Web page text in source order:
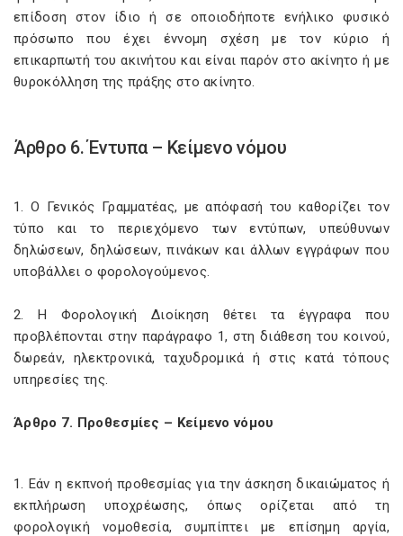
επίδοση στον ίδιο ή σε οποιοδήποτε ενήλικο φυσικό
πρόσωπο που έχει έννομη σχέση με τον κύριο ή
επικαρπωτή του ακινήτου και είναι παρόν στο ακίνητο ή με
θυροκόλληση της πράξης στο ακίνητο.
Άρθρο 6. Έντυπα – Κείμενο νόμου
1. Ο Γενικός Γραμματέας, με απόφασή του καθορίζει τον
τύπο και το περιεχόμενο των εντύπων, υπεύθυνων
δηλώσεων, δηλώσεων, πινάκων και άλλων εγγράφων που
υποβάλλει ο φορολογούμενος.
2. Η Φορολογική Διοίκηση θέτει τα έγγραφα που
προβλέπονται στην παράγραφο 1, στη διάθεση του κοινού,
δωρεάν, ηλεκτρονικά, ταχυδρομικά ή στις κατά τόπους
υπηρεσίες της.
Άρθρο 7. Προθεσμίες – Κείμενο νόμου
1. Εάν η εκπνοή προθεσμίας για την άσκηση δικαιώματος ή
εκπλήρωση υποχρέωσης, όπως ορίζεται από τη
φορολογική νομοθεσία, συμπίπτει με επίσημη αργία,